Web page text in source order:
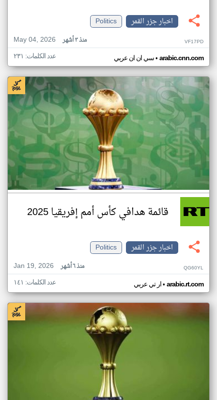
اخبار جزر القمر
Politics
May 04, 2026
منذ ٣ أشهر VF17PD
سي ان ان عربي• arabic.cnn.com عدد الكلمات: ٢٣١
قائمة هدافي كأس أمم إفريقيا 2025
اخبار جزر القمر
Politics
Jan 19, 2026
منذ ٦ أشهر QG60YL
ار تي عربي• arabic.rt.com عدد الكلمات: ١٤١